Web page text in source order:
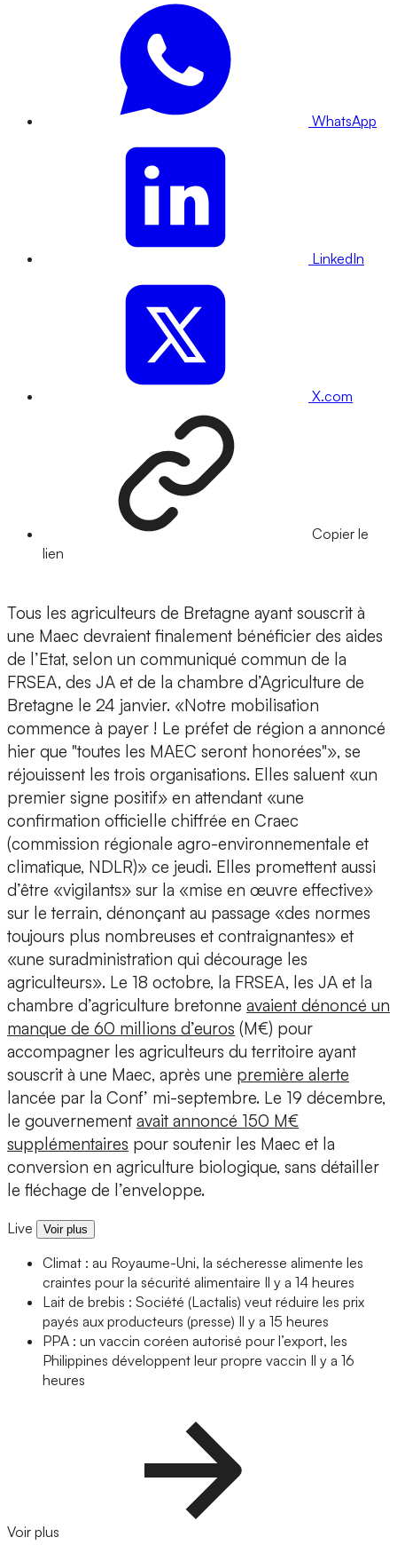
WhatsApp
LinkedIn
X.com
Copier le
lien
Tous les agriculteurs de Bretagne ayant souscrit à
une Maec devraient finalement bénéficier des aides
de l’Etat, selon un communiqué commun de la
FRSEA, des JA et de la chambre d’Agriculture de
Bretagne le 24 janvier. «Notre mobilisation
commence à payer ! Le préfet de région a annoncé
hier que "toutes les MAEC seront honorées"», se
réjouissent les trois organisations. Elles saluent «un
premier signe positif» en attendant «une
confirmation officielle chiffrée en Craec
(commission régionale agro-environnementale et
climatique, NDLR)» ce jeudi. Elles promettent aussi
d’être «vigilants» sur la «mise en œuvre effective»
sur le terrain, dénonçant au passage «des normes
toujours plus nombreuses et contraignantes» et
«une suradministration qui décourage les
agriculteurs». Le 18 octobre, la FRSEA, les JA et la
chambre d’agriculture bretonne avaient dénoncé un
manque de 60 millions d’euros (M€) pour
accompagner les agriculteurs du territoire ayant
souscrit à une Maec, après une première alerte
lancée par la Conf’ mi-septembre. Le 19 décembre,
le gouvernement avait annoncé 150 M€
supplémentaires pour soutenir les Maec et la
conversion en agriculture biologique, sans détailler
le fléchage de l’enveloppe.
Live Voir plus
Climat : au Royaume-Uni, la sécheresse alimente les
craintes pour la sécurité alimentaire Il y a 14 heures
Lait de brebis : Société (Lactalis) veut réduire les prix
payés aux producteurs (presse) Il y a 15 heures
PPA : un vaccin coréen autorisé pour l’export, les
Philippines développent leur propre vaccin Il y a 16
heures
Voir plus